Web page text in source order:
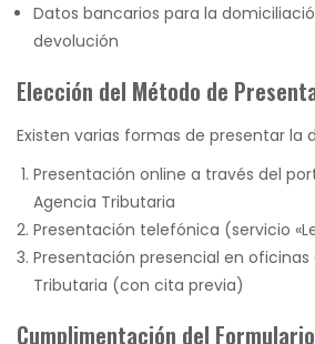
Datos bancarios para la
devolución
Elección del Método de
Existen varias formas de presentar la
Presentación online a través del
Agencia Tributaria
Presentación telefónica (servicio
Presentación presencial en oficinas
Tributaria (con cita previa)
Cumplimentación del Formulario